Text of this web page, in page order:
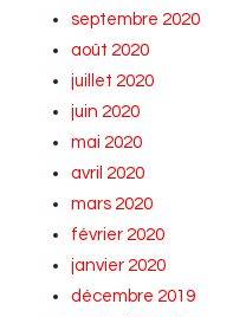
septembre 2020
août 2020
juillet 2020
juin 2020
mai 2020
avril 2020
mars 2020
février 2020
janvier 2020
décembre 2019